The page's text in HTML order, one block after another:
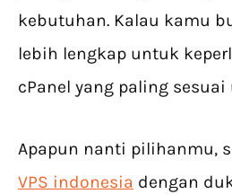
kebutuhan. Kalau kamu
lebih lengkap untuk
cPanel yang paling
Apapun nanti pilihanmu,
VPS indonesia dengan